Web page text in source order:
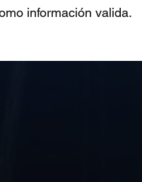
información valida.